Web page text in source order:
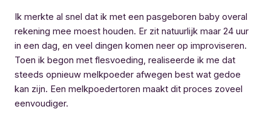
Ik merkte al snel dat ik met een pasgeboren baby overal
rekening mee moest houden. Er zit natuurlijk maar 24 uur
in een dag, en veel dingen komen neer op improviseren.
Toen ik begon met flesvoeding, realiseerde ik me dat
steeds opnieuw melkpoeder afwegen best wat gedoe
kan zijn. Een melkpoedertoren maakt dit proces zoveel
eenvoudiger.